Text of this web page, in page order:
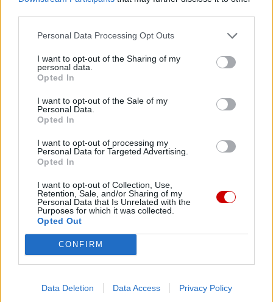
Personal Data Processing Opt Outs
I want to opt-out of the Sharing of my
personal data.
Opted In
I want to opt-out of the Sale of my
Personal Data.
Opted In
I want to opt-out of processing my
Personal Data for Targeted Advertising.
Opted In
I want to opt-out of Collection, Use,
Retention, Sale, and/or Sharing of my
Personal Data that Is Unrelated with the
Purposes for which it was collected.
Opted Out
CONFIRM
Data Deletion Data Access Privacy Policy
Kard. Sarah: Obrzędów nie można arbitralnie znosić